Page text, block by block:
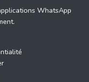
WhatsApp